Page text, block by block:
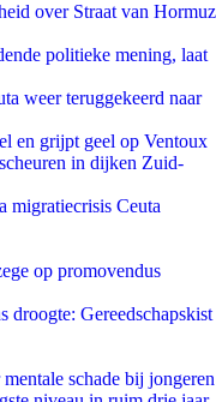
over Straat van Hormuz
politieke mening, laat
weer teruggekeerd naar
en grijpt geel op Ventoux
in dijken Zuid-
migratiecrisis Ceuta
op promovendus
droogte: Gereedschapskist
schade bij jongeren